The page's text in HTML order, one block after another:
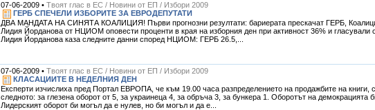
07-06-2009 • Твоят глас в ЕС / Новини от ЕП / Избори 2009
ГЕРБ СПЕЧЕЛИ ИЗБОРИТЕ ЗА ЕВРОДЕПУТАТИ
ДВА МАНДАТА НА СИНЯТА КОАЛИЦИЯ! Първи прогнозни резултати: бариерата прескачат ГЕРБ,
Лидия Йорданова от НЦИОМ оповести проценти в края на изборния ден при активност 36% и
Лидия Йорданова каза следните данни според НЦИОМ: ГЕРБ 26.5,...
07-06-2009 • Твоят глас в ЕС / Новини от ЕП / Избори 2009
КЛАСАЦИИТЕ В НЕДЕЛНИЯ ДЕН
Експерти изчислиха пред Портал ЕВРОПА, че към 19.00 часа разпределението на продажбите на книги,
следното: за глезена оборот от 5, за украинеца 4, за обръча 3, за бункера 1. Оборотът на демокрацията
Лидерският оборот би могъл да е нулев, но би могъл и да е...